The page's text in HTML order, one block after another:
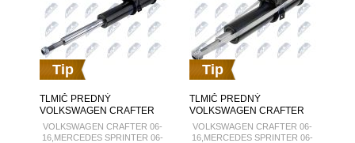
Tip
TLMIČ PREDNÝ
VOLKSWAGEN CRAFTER
06-16,MERCEDES
SPRINTER 06- 365MM L,P
VOLKSWAGEN CRAFTER 06-
16,MERCEDES SPRINTER 06-
Tip
TLMIČ PREDNÝ
VOLKSWAGEN CRAFTER
06-16,MERCEDES
SPRINTER 06- 390MM L,P
VOLKSWAGEN CRAFTER 06-
16,MERCEDES SPRINTER 06-